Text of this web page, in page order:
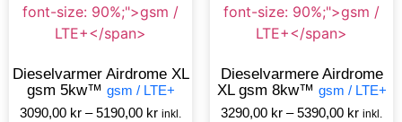
Dieselvarmer Airdrome XL
gsm 5kw™ gsm / LTE+
3090,00 kr –5190,00 kr inkl.
Dieselvarmere Airdrome
XL gsm 8kw™ gsm / LTE+
3290,00 kr –5390,00 kr inkl.